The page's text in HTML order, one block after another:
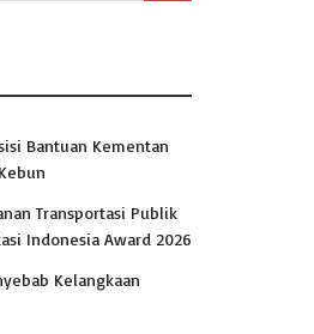
Bantuan Kementan
Transportasi Publik
Indonesia Award 2026
Kelangkaan